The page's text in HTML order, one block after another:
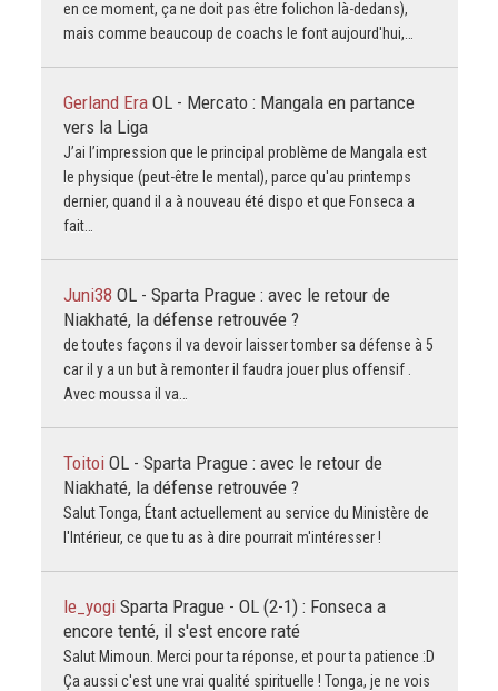
en ce moment, ça ne doit pas être folichon là-dedans),
mais comme beaucoup de coachs le font aujourd'hui,…
Gerland Era OL - Mercato : Mangala en partance
vers la Liga
J’ai l’impression que le principal problème de Mangala est
le physique (peut-être le mental), parce qu'au printemps
dernier, quand il a à nouveau été dispo et que Fonseca a
fait…
Juni38 OL - Sparta Prague : avec le retour de
Niakhaté, la défense retrouvée ?
de toutes façons il va devoir laisser tomber sa défense à 5
car il y a un but à remonter il faudra jouer plus offensif .
Avec moussa il va…
Toitoi OL - Sparta Prague : avec le retour de
Niakhaté, la défense retrouvée ?
Salut Tonga, Étant actuellement au service du Ministère de
l'Intérieur, ce que tu as à dire pourrait m'intéresser !
le_yogi Sparta Prague - OL (2-1) : Fonseca a
encore tenté, il s'est encore raté
Salut Mimoun. Merci pour ta réponse, et pour ta patience :D
Ça aussi c'est une vrai qualité spirituelle ! Tonga, je ne vois